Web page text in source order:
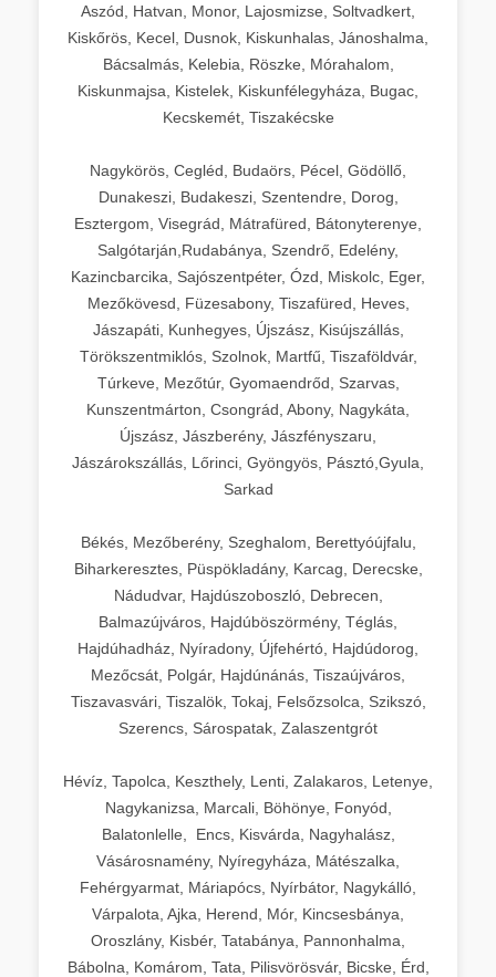
Aszód, Hatvan, Monor, Lajosmizse, Soltvadkert,
Kiskőrös, Kecel, Dusnok, Kiskunhalas, Jánoshalma,
Bácsalmás, Kelebia, Röszke, Mórahalom,
Kiskunmajsa, Kistelek, Kiskunfélegyháza, Bugac,
Kecskemét, Tiszakécske
Nagykörös, Cegléd, Budaörs, Pécel, Gödöllő,
Dunakeszi, Budakeszi, Szentendre, Dorog,
Esztergom, Visegrád, Mátrafüred, Bátonyterenye,
Salgótarján,Rudabánya, Szendrő, Edelény,
Kazincbarcika, Sajószentpéter, Ózd, Miskolc, Eger,
Mezőkövesd, Füzesabony, Tiszafüred, Heves,
Jászapáti, Kunhegyes, Újszász, Kisújszállás,
Törökszentmiklós, Szolnok, Martfű, Tiszaföldvár,
Túrkeve, Mezőtúr, Gyomaendrőd, Szarvas,
Kunszentmárton, Csongrád, Abony, Nagykáta,
Újszász, Jászberény, Jászfényszaru,
Jászárokszállás, Lőrinci, Gyöngyös, Pásztó,Gyula,
Sarkad
Békés, Mezőberény, Szeghalom, Berettyóújfalu,
Biharkeresztes, Püspökladány, Karcag, Derecske,
Nádudvar, Hajdúszoboszló, Debrecen,
Balmazújváros, Hajdúböszörmény, Téglás,
Hajdúhadház, Nyíradony, Újfehértó, Hajdúdorog,
Mezőcsát, Polgár, Hajdúnánás, Tiszaújváros,
Tiszavasvári, Tiszalök, Tokaj, Felsőzsolca, Szikszó,
Szerencs, Sárospatak, Zalaszentgrót
Hévíz, Tapolca, Keszthely, Lenti, Zalakaros, Letenye,
Nagykanizsa, Marcali, Böhönye, Fonyód,
Balatonlelle, Encs, Kisvárda, Nagyhalász,
Vásárosnamény, Nyíregyháza, Mátészalka,
Fehérgyarmat, Máriapócs, Nyírbátor, Nagykálló,
Várpalota, Ajka, Herend, Mór, Kincsesbánya,
Oroszlány, Kisbér, Tatabánya, Pannonhalma,
Bábolna, Komárom, Tata, Pilisvörösvár, Bicske, Érd,